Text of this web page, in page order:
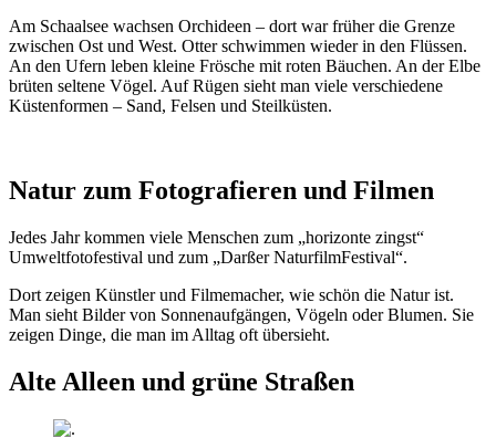
Am Schaalsee wachsen Orchideen – dort war früher die Grenze
zwischen Ost und West. Otter schwimmen wieder in den Flüssen.
An den Ufern leben kleine Frösche mit roten Bäuchen. An der Elbe
brüten seltene Vögel. Auf Rügen sieht man viele verschiedene
Küstenformen – Sand, Felsen und Steilküsten.
Natur zum Fotografieren und Filmen
Jedes Jahr kommen viele Menschen zum „horizonte zingst“
Umweltfotofestival und zum „Darßer NaturfilmFestival“.
Dort zeigen Künstler und Filmemacher, wie schön die Natur ist.
Man sieht Bilder von Sonnenaufgängen, Vögeln oder Blumen. Sie
zeigen Dinge, die man im Alltag oft übersieht.
Alte Alleen und grüne Straßen